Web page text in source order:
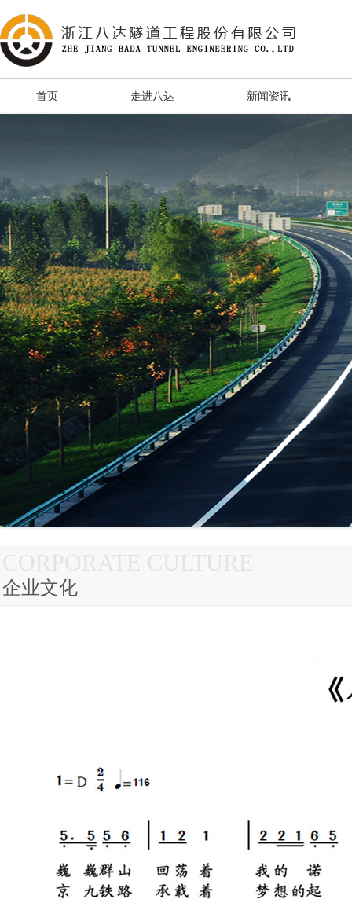
首页 走进八达 新闻资讯
企业文化